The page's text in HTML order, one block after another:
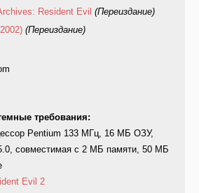
Resident Evil (Переиздание)
(Переиздание)
требования:
Pentium 133 МГц, 16 МБ ОЗУ,
совместимая с 2 МБ памяти, 50 МБ
Evil 2